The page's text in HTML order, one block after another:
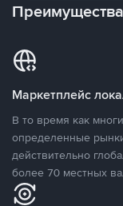
Маркетплейс
В то время как
определенные
действительно
более 70 местных